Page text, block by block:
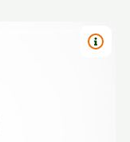
TITRE